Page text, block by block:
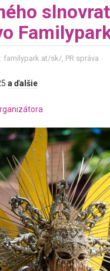
familypark.at/sk/, PR správa
a ďalšie